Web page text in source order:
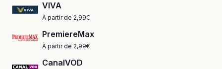
VIVA
À partir de 2,99€
PremiereMax
À partir de 2,99€
CanalVOD